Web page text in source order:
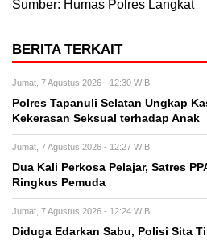
Sumber: Humas Polres Langkat
BERITA TERKAIT
Jumat, 7 Agustus 2026 - 12:30 WIB
Polres Tapanuli Selatan Ungkap
Kekerasan Seksual terhadap Anak
Jumat, 7 Agustus 2026 - 12:27 WIB
Dua Kali Perkosa Pelajar, Satres
Ringkus Pemuda
Jumat, 7 Agustus 2026 - 12:24 WIB
Diduga Edarkan Sabu, Polisi Sita